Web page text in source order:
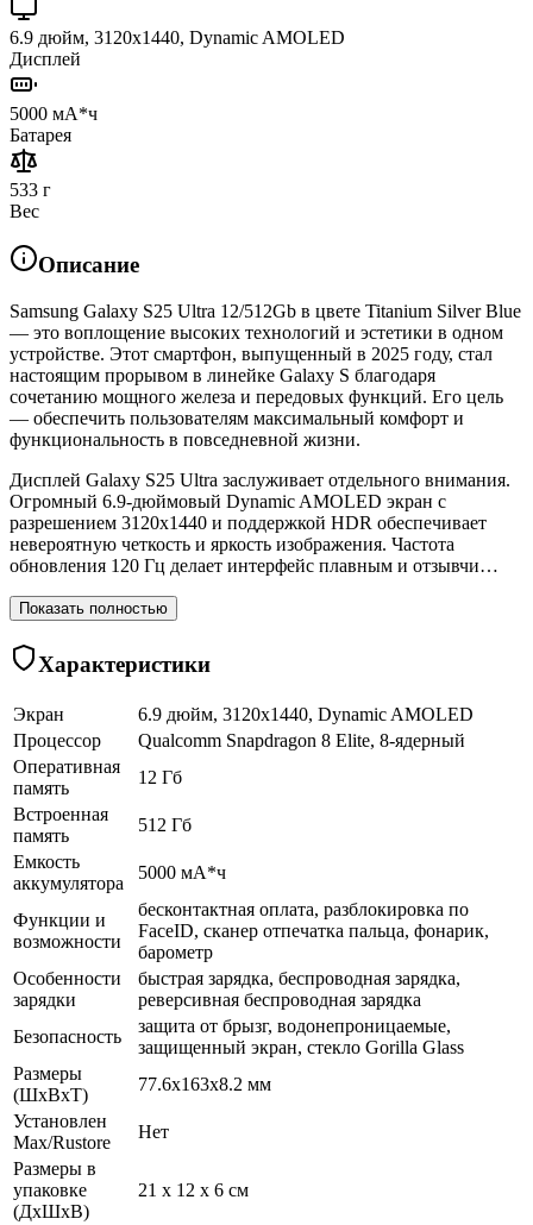
6.9 дюйм, 3120x1440, Dynamic AMOLED
Дисплей
5000 мА*ч
Батарея
533 г
Вес
Описание
Samsung Galaxy S25 Ultra 12/512Gb в цвете Titanium Silver Blue
— это воплощение высоких технологий и эстетики в одном
устройстве. Этот смартфон, выпущенный в 2025 году, стал
настоящим прорывом в линейке Galaxy S благодаря
сочетанию мощного железа и передовых функций. Его цель
— обеспечить пользователям максимальный комфорт и
функциональность в повседневной жизни.
Дисплей Galaxy S25 Ultra заслуживает отдельного внимания.
Огромный 6.9-дюймовый Dynamic AMOLED экран с
разрешением 3120x1440 и поддержкой HDR обеспечивает
невероятную четкость и яркость изображения. Частота
обновления 120 Гц делает интерфейс плавным и отзывчи…
Показать полностью
Характеристики
Экран
6.9 дюйм, 3120x1440, Dynamic AMOLED
Процессор
Qualcomm Snapdragon 8 Elite, 8-ядерный
Оперативная
память
12 Гб
Встроенная
память
512 Гб
Емкость
аккумулятора
5000 мА*ч
Функции и
возможности
бесконтактная оплата, разблокировка по
FaceID, сканер отпечатка пальца, фонарик,
барометр
Особенности
зарядки
быстрая зарядка, беспроводная зарядка,
реверсивная беспроводная зарядка
Безопасность
защита от брызг, водонепроницаемые,
защищенный экран, cтекло Gorilla Glass
Размеры
(ШхВхТ)
77.6x163x8.2 мм
Установлен
Max/Rustore
Нет
Размеры в
упаковке
(ДхШхВ)
21 x 12 x 6 см